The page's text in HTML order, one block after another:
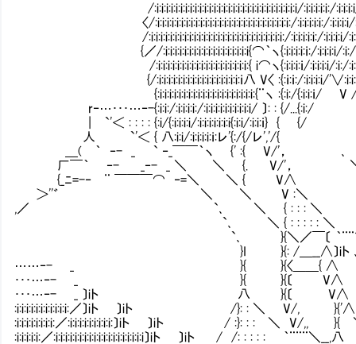
/:i:i:i:i:i:i:i:i:i:i:i:i:i:i:i:i:i:i:i:i:i:i:i:i:i:i:i:i:i:i/:i:i:i:i:i:/:i:i:i:i/
〈/:i:i:i:i:i:i:i:i:i:i:i:i:i:i:i:i:i:i:i:i:i:i:i:i:i:i:i:i:/:i:i:i:i:i:/:i:i:i:i/
/:i:i:i:i:i:i:i:i:i:i:i:i:i:i:i:i:i:i:i:i:i:i:i:i:i:i:i:i:/:i:i:i:i:i:/:i:i:i:i/:i:/
{／/:i:i:i:i:i:i:i:i:i:i:i:i:i:i:i:i:i:i{⌒｀ヽ{:i:i:i:i:ｉ:/:i:i:i:i/:i:/
/:i:i:i:i:i:i:i:i:i:i:i:i:i:i:i:i:i:i:i:{ i⌒ヽ{:i:i:i:ｉ/:i:i:i:i/:i:/:i:i:i:/
{/:i:i:i:i:i:i:i:i:i:i:i:i:i:i:i:i:i:ｉ八 V〈 :{:ｉ:ｉ:/:i:i:i:i/'∨:i:i:i/:/{
{:i:i:i:i:i:i:i:i:i:i:i:i:i:i:i:i:i:i:i:i:{¨ヽ :{:i:/{:i:i:ｉ/ V /V
r‐…･･･…‐-{:i:i:/:i:i:i:i:/:i:i:i:i:i:i:i:i:i:i/ 〕: : {/
| `'＜ : : : : {:i/{:i:i:i:i/:i:i:i:i:i:i:i{:i:i/:i:i:ｉ
人 `'＜ { 八:i:i/:i:i:i:i:ｉ:レ'{:/{/
＿( ｀ ‐- _ ` ‐_￣￣｀ヽ {' :{ V/'， ､ 〉 そうと
厂￣｀ ‐- _‐- _ ＼ ＼ {. V/'
{_ﾆ=-‐ ¨ ￣￣￣⌒ ‐=＼ ＼ { V∧ ＼ ／
＞''゛ ＼ ＼ V :＼
,／ `､ ＼ { : : : ＼
`､ ＼ { : : : : : ＼
`､ }{＼／￣〔 ｀¨¨
}I }{: /＿__∧〕iト
……‐- _ }{ }{〈＿＿{ ∧
･･･…‐- _ }{ }{〔 V∧
･･･…‐- _ 〕iト 八 }{〔 V∧
:i:i:i:i:i:i:i:i:i:i:i:／〕iト 〕iト /}: : ＼ V/,
:i:i:i:i:i:i:i:i:／:i:i:i:i:i:i:i:i:i:〕iト 〕iト / :}: : : ＼ V/,, }{
:i:i:i:i:i:／:i:i:i:i:i:i:i:i:i:i:i:i:i:i:i:i:i:i:i〕iト 〕iト / /: : : : : ｀¨¨¨＼